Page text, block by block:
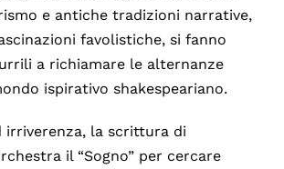
e antiche tradizioni narrative,
favolistiche, si fanno
a richiamare le alternanze
ispirativo shakespeariano.
irriverenza, la scrittura di
il “Sogno” per cercare